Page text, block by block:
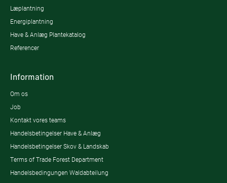
Læplantning
Energiplantning
Have & Anlæg Plantekatalog
Referencer
Information
Om os
Job
Kontakt vores teams
Handelsbetingelser Have & Anlæg
Handelsbetingelser Skov & Landskab
Terms of Trade Forest Department
Handelsbedingungen Waldabteilung